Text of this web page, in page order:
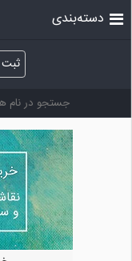
ثبت
دسته‌بندی